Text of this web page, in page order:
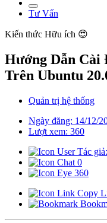
Tư Vấn
Kiến thức Hữu ích 😍
Hướng Dẫn Cài
Trên Ubuntu
Quản trị hệ thống
Ngày đăng: 14/12/
Lượt xem: 360
Tác
0
360
Copy